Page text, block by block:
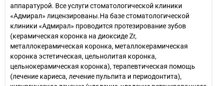
аппаратурой. Все услуги стоматологической клиники
«Адмирал» лицензированы.На базе стоматологической
клиники «Адмирал» проводится протезирование зубов
(керамическая коронка на диоксиде Zr,
металлокерамическая коронка, металлокерамическая
коронка эстетическая, цельнолитая коронка,
цельнокерамическая коронка), терапевтическая помощь
(лечение кариеса, лечение пульпита и периодонтита),